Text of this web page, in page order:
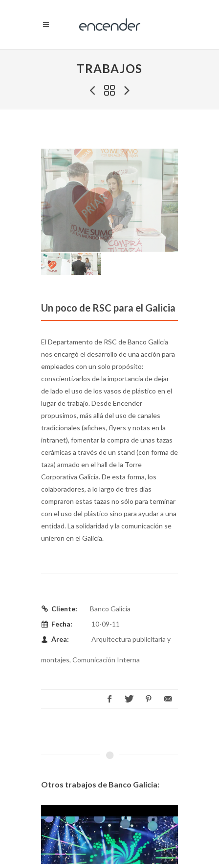
TRABAJOS
Un poco de RSC para el Galicia
El Departamento de RSC de Banco Galicia
nos encargó el desarrollo de una acción para
empleados con un solo propósito:
conscientizarlos de la importancia de dejar
de lado el uso de los vasos de plástico en el
lugar de trabajo. Desde Encender
propusimos, más allá del uso de canales
tradicionales (afiches, flyers y notas en la
intranet), fomentar la compra de unas tazas
cerámicas a través de un stand (con forma de
taza) armado en el hall de la Torre
Corporativa Galicia. De esta forma, los
colaboradores, a lo largo de tres días
compraron estas tazas no sólo para terminar
con el uso del plástico sino para ayudar a una
entidad. La solidaridad y la comunicación se
unieron en el Galicia.
Cliente:
Banco Galicia
Fecha:
10-09-11
Área:
Arquitectura publicitaria y
montajes, Comunicación Interna
Otros trabajos de Banco Galicia: